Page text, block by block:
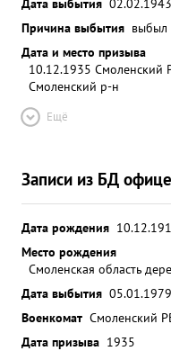
Причина выбытия выбыл
Дата и место призыва
10.12.1935 Смоленский
Смоленский р-н
Ещё
Записи из БД
Дата рождения
Место рождения
Смоленская область
Дата выбытия 05.01.1979
Военкомат Смоленский
Дата призыва 1935